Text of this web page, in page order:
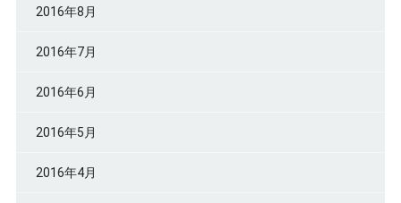
2016年8月
2016年7月
2016年6月
2016年5月
2016年4月